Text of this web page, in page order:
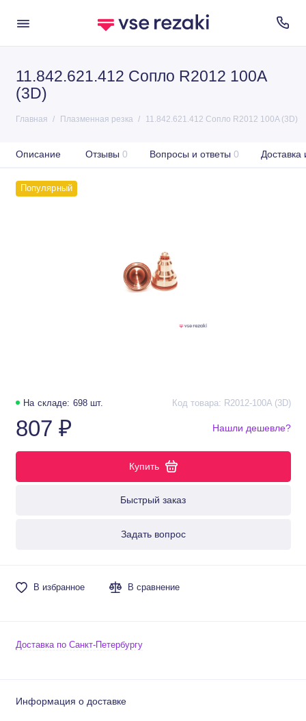
11.842.621.412 Сопло R2012 100A
(3D)
Главная Плазменная резка 11.842.621.412 Сопло R2012 100A (3D)
Описание Отзывы 0 Вопросы и ответы 0 Доставка
Популярный
На складе: 698 шт. Код товара: R2012-100A (3D)
807 ₽
Купить
Быстрый заказ
Задать вопрос
Нашли дешевле?
В избранное В сравнение
Доставка по Санкт-Петербургу
Информация о доставке